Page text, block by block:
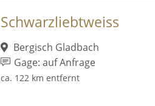
Schwarzliebtweiss
Bergisch Gladbach
Gage: auf Anfrage
ca. 122 km entfernt